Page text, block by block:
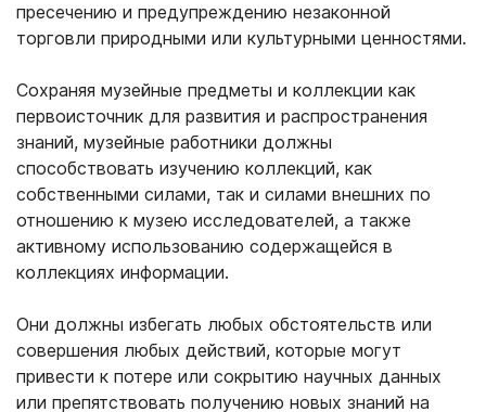
пресечению и предупреждению незаконной
торговли природными или культурными ценностями.
Сохраняя музейные предметы и коллекции как
первоисточник для развития и распространения
знаний, музейные работники должны
способствовать изучению коллекций, как
собственными силами, так и силами внешних по
отношению к музею исследователей, а также
активному использованию содержащейся в
коллекциях информации.
Они должны избегать любых обстоятельств или
совершения любых действий, которые могут
привести к потере или сокрытию научных данных
или препятствовать получению новых знаний на